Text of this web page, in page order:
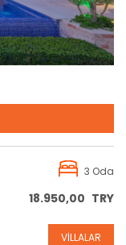
3 Oda
18.950,00 TRY
VİLLALAR